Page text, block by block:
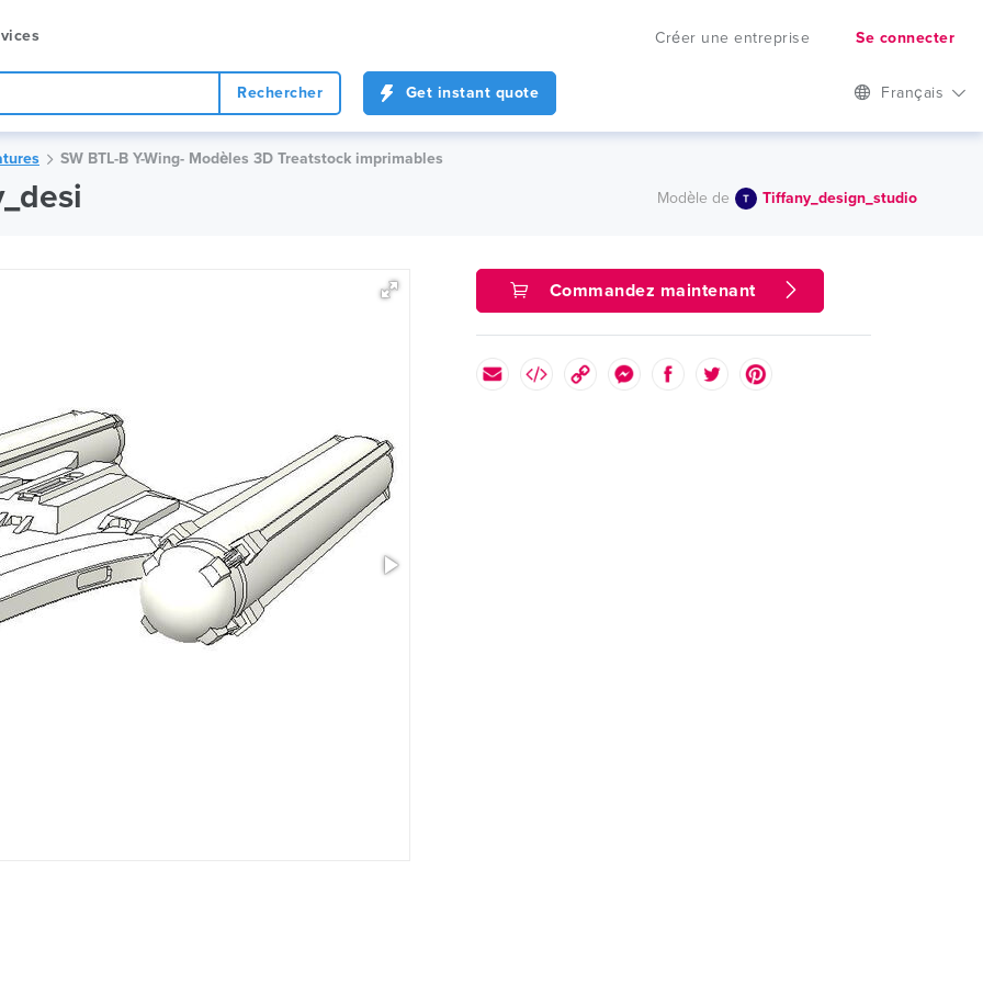
Créer une entreprise Se connecter
Rechercher Get instant quote Français
SW BTL-B Y-Wing- Modèles 3D Treatstock imprimables
Modèle de Tiffany_design_studio
Commandez maintenant